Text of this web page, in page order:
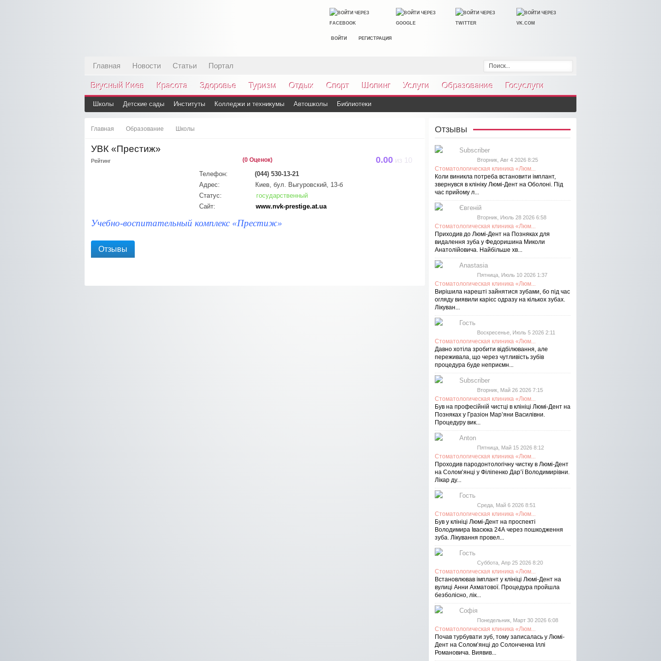
ВОЙТИ РЕГИСТРАЦИЯ
Главная Новости Статьи Портал
Вкусный Киев Красота Здоровье Туризм Отдых Спорт Шопинг Услуги Образование Госуслуги
Школы Детские сады Институты Колледжи и техникумы Автошколы Библиотеки
Главная Образование Школы
УВК «Престиж»
Рейтинг (0 Оценок) 0.00из 10
Телефон:
(044) 530-13-21
Адрес:
Киев, бул. Выгуровский, 13-б
Статус:
государственный
Сайт:
www.nvk-prestige.at.ua
Учебно-воспитательный комплекс «Престиж»
Отзывы
Отзывы
Subscriber
Вторник, Авг 4 2026 8:25
Стоматологическая клиника «Люм...
Коли виникла потреба встановити імплант,
звернувся в клініку Люмі-Дент на Оболоні. Під
час прийому л...
Євгеній
Вторник, Июль 28 2026 6:58
Стоматологическая клиника «Люм...
Приходив до Люмі-Дент на Позняках для
видалення зуба у Федоришина Миколи
Анатолійовича. Найбільше хв...
Anastasia
Пятница, Июль 10 2026 1:37
Стоматологическая клиника «Люм...
Вирішила нарешті зайнятися зубами, бо під час
огляду виявили карієс одразу на кількох зубах.
Лікуван...
Гость
Воскресенье, Июль 5 2026 2:11
Стоматологическая клиника «Люм...
Давно хотіла зробити відбілювання, але
переживала, що через чутливість зубів
процедура буде неприємн...
Subscriber
Вторник, Май 26 2026 7:15
Стоматологическая клиника «Люм...
Був на професійній чистці в клініці Люмі-Дент на
Позняках у Гразіон Мар’яни Василівни.
Процедуру вик...
Anton
Пятница, Май 15 2026 8:12
Стоматологическая клиника «Люм...
Проходив пародонтологічну чистку в Люмі-Дент
на Солом’янці у Філіпенко Дар’ї Володимирівни.
Лікар ду...
Гость
Среда, Май 6 2026 8:51
Стоматологическая клиника «Люм...
Був у клініці Люмі-Дент на проспекті
Володимира Івасюка 24А через пошкодження
зуба. Лікування провел...
Гость
Суббота, Апр 25 2026 8:20
Стоматологическая клиника «Люм...
Встановлював імплант у клініці Люмі-Дент на
вулиці Анни Ахматової. Процедура пройшла
безболісно, лік...
Софія
Понедельник, Март 30 2026 6:08
Стоматологическая клиника «Люм...
Почав турбувати зуб, тому записалась у Люмі-
Дент на Соломʼянці до Солонченка Іллі
Романовича. Виявив...